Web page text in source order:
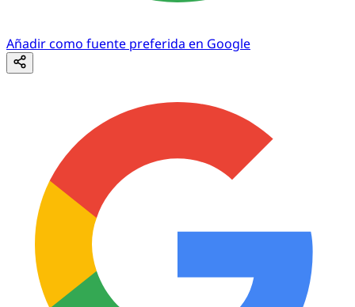
Añadir como fuente preferida en Google